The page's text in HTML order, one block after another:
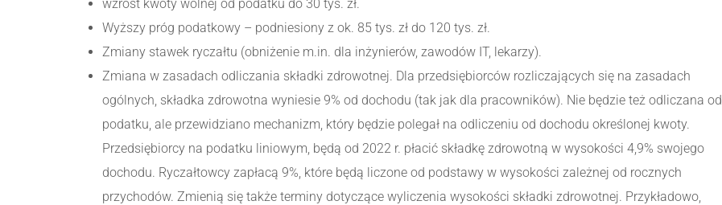
wzrost kwoty wolnej od podatku do 30 tys. zł.
Wyższy próg podatkowy – podniesiony z ok. 85 tys. zł do 120 tys. zł.
Zmiany stawek ryczałtu (obniżenie m.in. dla inżynierów, zawodów IT, lekarzy).
Zmiana w zasadach odliczania składki zdrowotnej. Dla przedsiębiorców rozliczających się na zasadach
ogólnych, składka zdrowotna wyniesie 9% od dochodu (tak jak dla pracowników). Nie będzie też odliczana od
podatku, ale przewidziano mechanizm, który będzie polegał na odliczeniu od dochodu określonej kwoty.
Przedsiębiorcy na podatku liniowym, będą od 2022 r. płacić składkę zdrowotną w wysokości 4,9% swojego
dochodu. Ryczałtowcy zapłacą 9%, które będą liczone od podstawy w wysokości zależnej od rocznych
przychodów. Zmienią się także terminy dotyczące wyliczenia wysokości składki zdrowotnej. Przykładowo,